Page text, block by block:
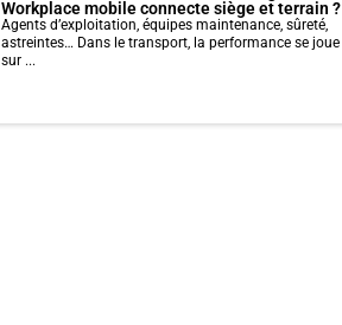
Workplace mobile connecte siège et terrain ?
Agents d’exploitation, équipes maintenance, sûreté,
astreintes… Dans le transport, la performance se joue
sur ...